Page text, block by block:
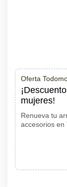
Oferta
mujeres!
Renueva tu
accesorios en